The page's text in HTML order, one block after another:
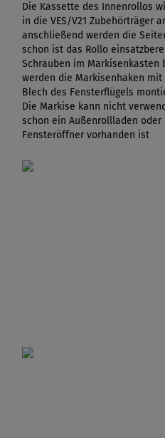
Die Kassette des Innenrollos
in die VES/V21 Zubehörträger
anschließend werden die
schon ist das Rollo
Schrauben im Markisenkasten
werden die Markisenhaken
Blech des Fensterflügels
Die Markise kann nicht
schon ein Außenrollladen
Fensteröffner vorhanden ist